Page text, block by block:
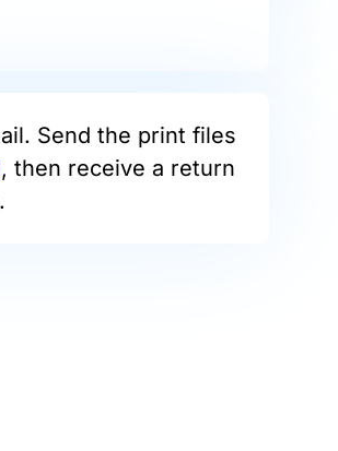
Send the print files
, then receive a return